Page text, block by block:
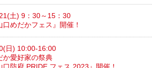
土) 9：30～15：30
口めだかフェス』開催！
日) 10:00-16:00
か愛好家の祭典